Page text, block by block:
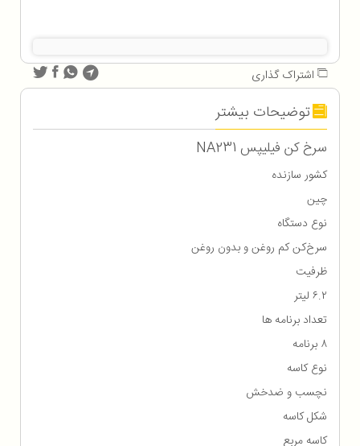
اشتراک گذاری
توضیحات بیشتر
سرخ کن فیلیپس NA231
کشور سازنده
چین
نوع دستگاه
سرخ‌کن کم‌‌ روغن و بدون روغن
ظرفیت
۶.۲ لیتر
تعداد برنامه ها
۸ برنامه
نوع کاسه
نچسب و ضدخش
شکل کاسه
کاسه مربع